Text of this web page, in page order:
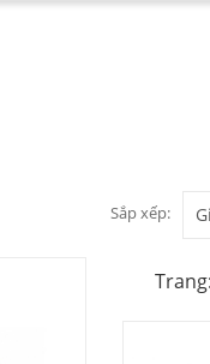
Sắp xếp:
Trang: